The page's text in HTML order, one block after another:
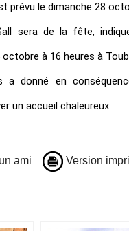
prévu le dimanche 28
sera de la fête,
à 16 heures à
a donné en
un accueil chaleureux
ami Version